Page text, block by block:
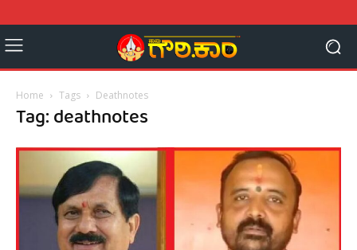
Home Tags Deathnotes
Tag: deathnotes